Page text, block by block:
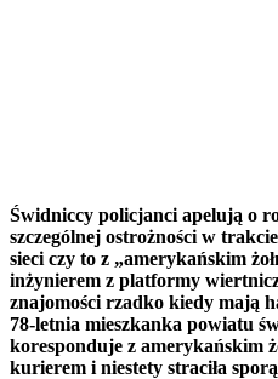
Świdniccy policjanci apelują o
szczególnej ostrożności w
sieci czy to z „amerykańskim
inżynierem z platformy
znajomości rzadko kiedy mają
78-letnia mieszkanka powiatu
koresponduje z amerykańskim
kurierem i niestety straciła